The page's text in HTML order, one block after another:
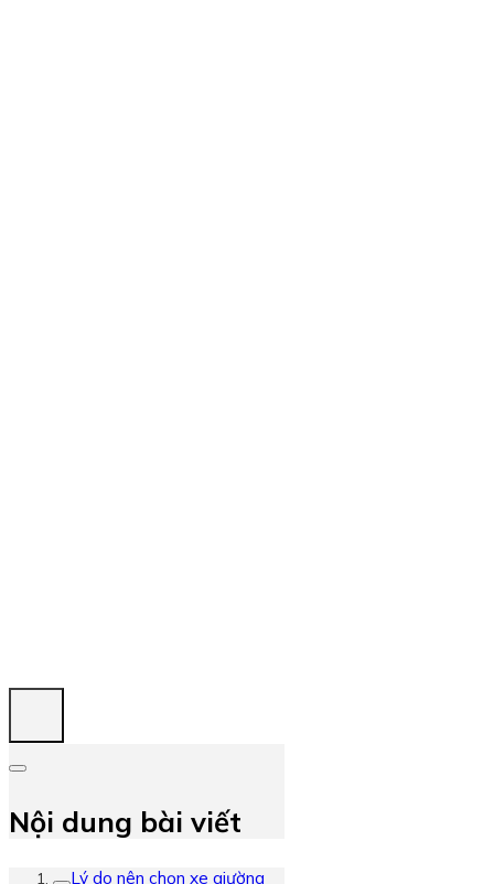
Nội dung bài viết
Lý do nên chọn xe giường